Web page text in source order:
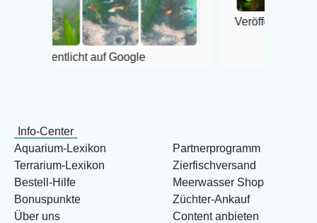
auf Google
Veröffentlicht auf Google
Info-Center
Aquarium-Lexikon
Terrarium-Lexikon
Bestell-Hilfe
Bonuspunkte
Über uns
Partnerprogramm
Zierfischversand
Meerwasser Shop
Züchter-Ankauf
Content anbieten